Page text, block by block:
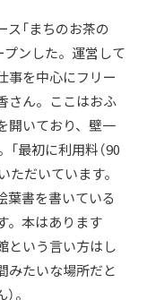
「まちのお茶の
ンした。運営して
事を中心にフリー
さん。ここはおふ
開いており、壁一
最初に利用料（90
ただいています。
葉書を書いている
。本はあります
という言い方はし
みたいな場所だと
。